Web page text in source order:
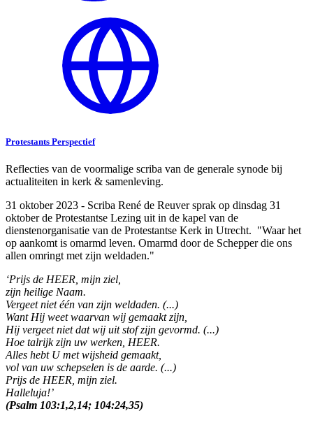
Protestants Perspectief
Reflecties van de voormalige scriba van de generale synode bij
actualiteiten in kerk & samenleving.
31 oktober 2023 - Scriba René de Reuver sprak op dinsdag 31
oktober de Protestantse Lezing uit in de kapel van de
dienstenorganisatie van de Protestantse Kerk in Utrecht. "Waar het
op aankomt is omarmd leven. Omarmd door de Schepper die ons
allen omringt met zijn weldaden."
‘Prijs de HEER, mijn ziel,
zijn heilige Naam.
Vergeet niet één van zijn weldaden. (...)
Want Hij weet waarvan wij gemaakt zijn,
Hij vergeet niet dat wij uit stof zijn gevormd. (...)
Hoe talrijk zijn uw werken, HEER.
Alles hebt U met wijsheid gemaakt,
vol van uw schepselen is de aarde. (...)
Prijs de HEER, mijn ziel.
Halleluja!’
(Psalm 103:1,2,14; 104:24,35)